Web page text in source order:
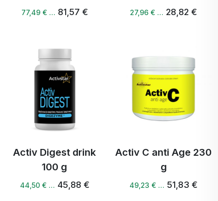
77,49 € … 81,57 € 27,96 € … 28,82 €
Activ Digest drink
100 g
44,50 € … 45,88 €
Activ C anti Age 230
g
49,23 € … 51,83 €